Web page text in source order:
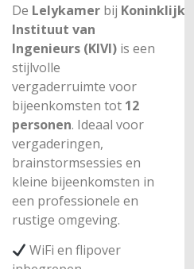
De Lelykamer bij Koninklijk
Instituut van
Ingenieurs (KIVI) is een
stijlvolle
vergaderruimte voor
bijeenkomsten tot 12
personen. Ideaal voor
vergaderingen,
brainstormsessies en
kleine bijeenkomsten in
een professionele en
rustige omgeving.
WiFi en flipover